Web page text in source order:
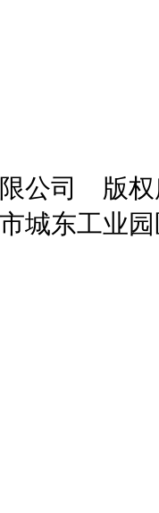
限公司
城东工业